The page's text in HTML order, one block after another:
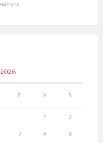
F S S
1 2
7 8 9